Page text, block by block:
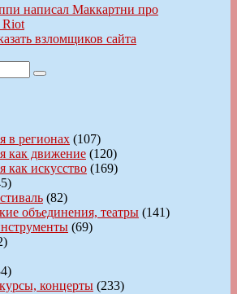
написал Маккартни про
Riot
взломщиков сайта
Поиск
в регионах (107)
как движение (120)
как искусство (169)
(82)
объединения, театры (141)
(69)
концерты (233)